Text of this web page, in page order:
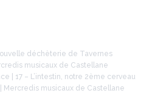
déchèterie de Tavernes
musicaux de Castellane
| 17 – L’intestin, notre 2ème cerveau
Mercredis musicaux de Castellane